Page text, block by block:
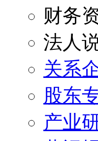
财务
法人
关系
股东
产业